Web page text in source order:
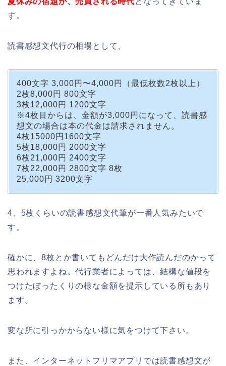
す。
読書感想文代行の相場として、
400文字 3,000円〜4,000円（最低枚数2枚以上）
2枚8,000円 800文字
3枚12,000円 1200文字
※4枚目からは、金額が3,000円になって、読書感
想文の場合は本の代金は請求されません。
4枚15000円1600文字
5枚18,000円 2000文字
6枚21,000円 2400文字
7枚22,000円 2800文字 8枚
25,000円 3200文字
4、5枚くらいの読書感想文代筆が一番人気みたいで
す。
確かに、8枚とか書いてもどんだけ大作読んだのかって
思われますよね。代行業者によっては、結構な値段を
つけたぼったくりの様な金額を提示している所もあり
ます。
変な所に引っかからない様に気をつけて下さい。
また、インターネットフリマアプリでは読書感想文が